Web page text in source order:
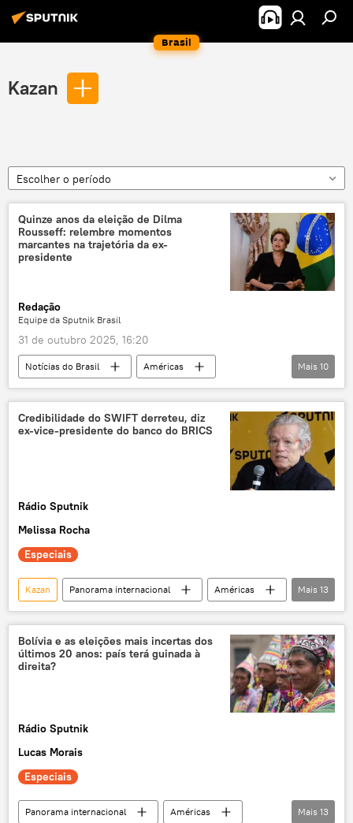
Brasil
Kazan
Escolher o período
Quinze anos da eleição de Dilma
Rousseff: relembre momentos
marcantes na trajetória da ex-
presidente
Redação
Equipe da Sputnik Brasil
31 de outubro 2025, 16:20
Notícias do Brasil
Américas
Dilma Rousseff
Vladimir Putin
Brasil
Rio de Janeiro
Novo Banco de Desenvolvimento
Luiz Inácio Lula da Silva
Mais 10
Credibilidade do SWIFT derreteu, diz
ex-vice-presidente do banco do BRICS
Rádio Sputnik
Melissa Rocha
Especiais
Kazan Panorama internacional
Américas
Rússia
Economia
Donald Trump
Brasil
Índia BRICS
SWIFT
podcast
Rádio Sputnik
Mais 13
Bolívia e as eleições mais incertas dos
últimos 20 anos: país terá guinada à
direita?
Rádio Sputnik
Lucas Morais
Especiais
Panorama internacional
Américas
Mais 13